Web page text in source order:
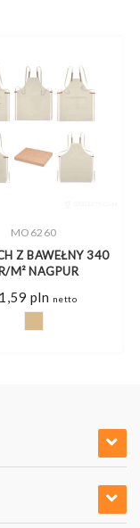
MO6260
Z BAWEŁNY 340
M² NAGPUR
pln netto